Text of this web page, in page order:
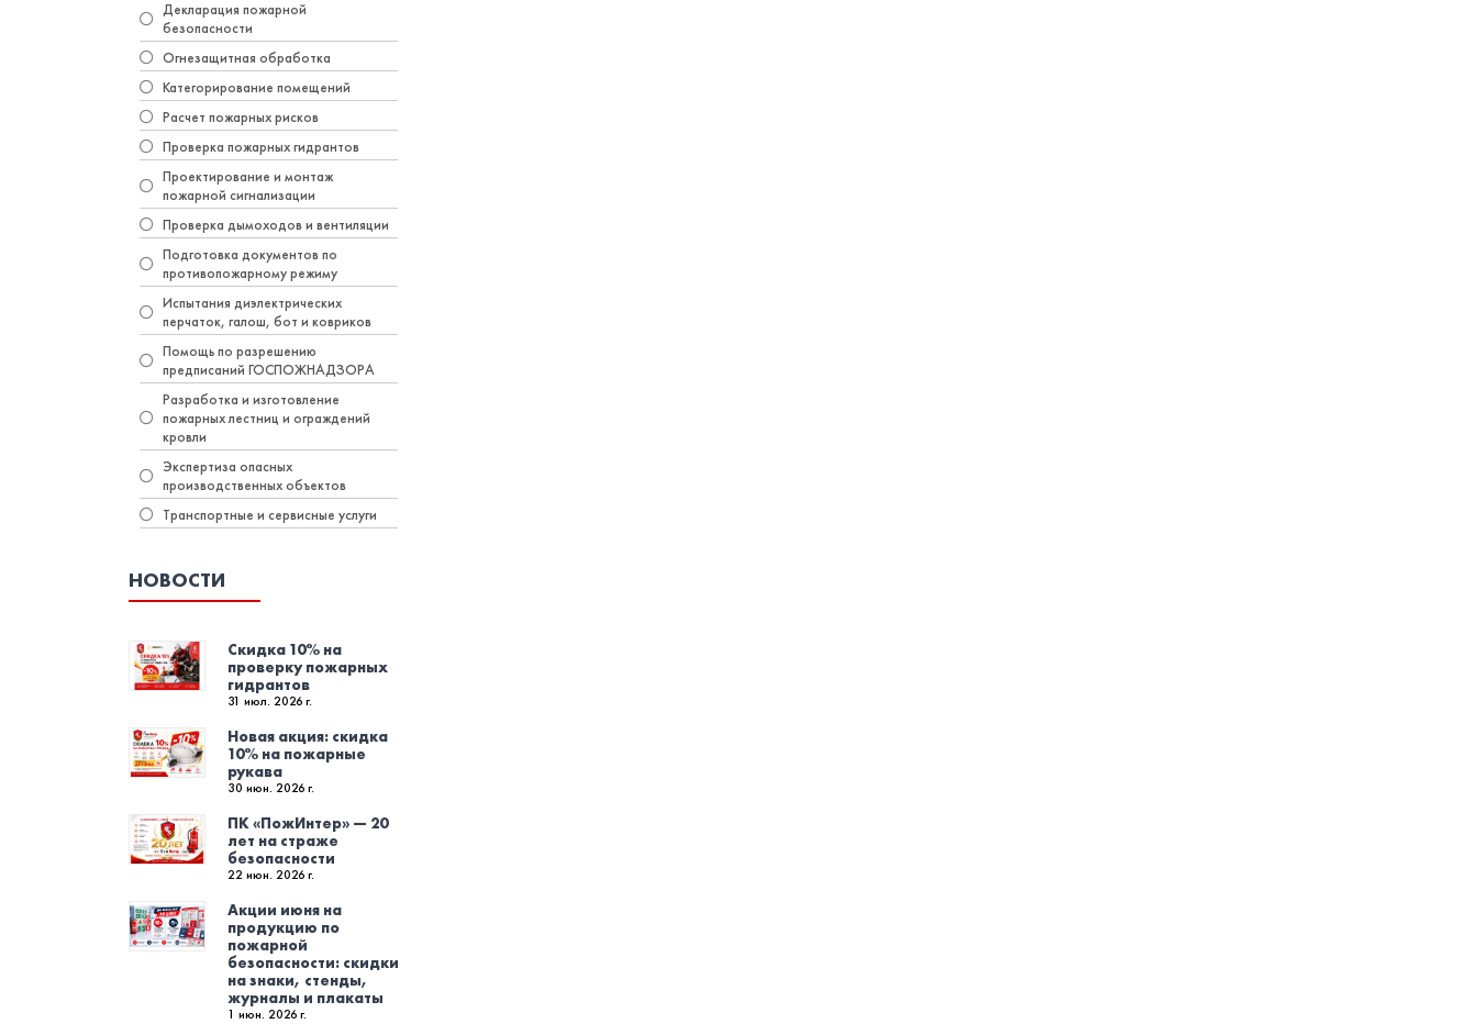
Декларация пожарной
безопасности
Огнезащитная обработка
Категорирование помещений
Расчет пожарных рисков
Проверка пожарных гидрантов
Проектирование и монтаж
пожарной сигнализации
Проверка дымоходов и вентиляции
Подготовка документов по
противопожарному режиму
Испытания диэлектрических
перчаток, галош, бот и ковриков
Помощь по разрешению
предписаний ГОСПОЖНАДЗОРА
Разработка и изготовление
пожарных лестниц и ограждений
кровли
Экспертиза опасных
производственных объектов
Транспортные и сервисные услуги
НОВОСТИ
Скидка 10% на
проверку пожарных
гидрантов
31 июл. 2026 г.
Новая акция: скидка
10% на пожарные
рукава
30 июн. 2026 г.
ПК «ПожИнтер» — 20
лет на страже
безопасности
22 июн. 2026 г.
Акции июня на
продукцию по
пожарной
безопасности: скидки
на знаки, стенды,
журналы и плакаты
1 июн. 2026 г.